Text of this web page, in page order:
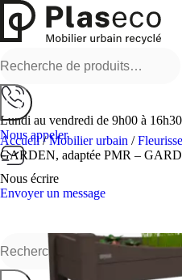
pour :
Lundi au vendredi de 9h00 à 16h30
Nous appeler
Nous écrire
Envoyer un message
Recherche
pour :
Accueil/Mobilier urbain /
GARDEN, adaptée PMR –